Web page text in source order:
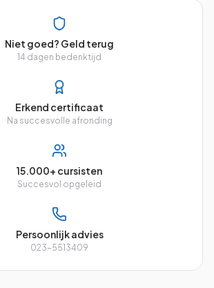
Niet goed? Geld terug
14 dagen bedenktijd
Erkend certificaat
Na succesvolle afronding
15.000+ cursisten
Succesvol opgeleid
Persoonlijk advies
023-5513409